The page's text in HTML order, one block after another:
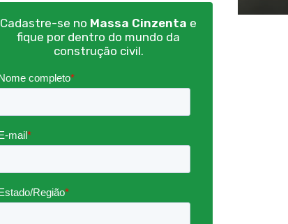
Cadastre-se no Massa Cinzenta e
fique por dentro do mundo da
construção civil.